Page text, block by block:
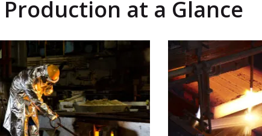
Production at a Glance